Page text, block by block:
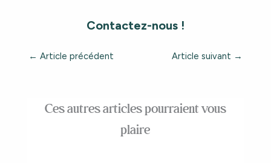
Contactez-nous !
← Article précédent Article suivant →
Ces autres articles pourraient vous
plaire